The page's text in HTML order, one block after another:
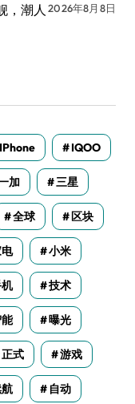
，潮人 2026年8月8日
IPhone IQOO
加 三星
全球 区块
小米
技术
曝光
正式 游戏
自动